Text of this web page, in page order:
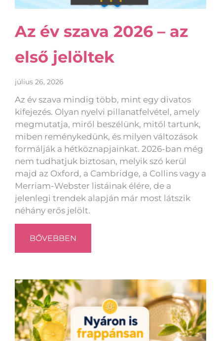
Az év szava 2026 – az
első jelöltek
július 26, 2026
Az év szava mindig több, mint egy divatos
kifejezés. Olyan nyelvi pillanatfelvétel, amely
megmutatja, miről beszélünk, mitől tartunk,
miben reménykedünk, és milyen változások
formálják a hétköznapjainkat. 2026-ban még
nem tudhatjuk biztosan, melyik szó kerül
majd az Oxford, a Cambridge, a Collins vagy a
Merriam-Webster listáinak élére, de a
jelenlegi trendek alapján már most látszik
néhány erős jelölt.
BŐVEBBEN